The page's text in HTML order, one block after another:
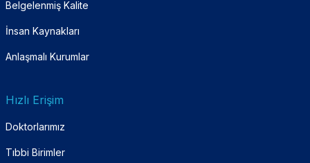
Belgelenmiş Kalite
İnsan Kaynakları
Anlaşmalı Kurumlar
Hızlı Erişim
Doktorlarımız
Tıbbi Birimler